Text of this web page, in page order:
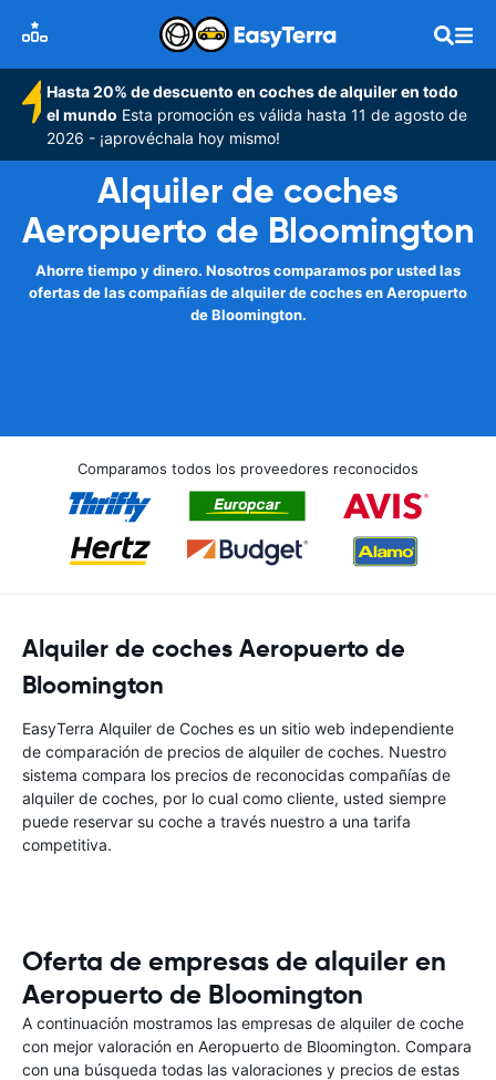
Hasta 20% de descuento en coches de alquiler en todo
el mundo Esta promoción es válida hasta 11 de agosto de
2026 - ¡aprovéchala hoy mismo!
Alquiler de coches
Aeropuerto de Bloomington
Ahorre tiempo y dinero. Nosotros comparamos por usted las
ofertas de las compañías de alquiler de coches en Aeropuerto
de Bloomington.
Comparamos todos los proveedores reconocidos
Alquiler de coches Aeropuerto de
Bloomington
EasyTerra Alquiler de Coches es un sitio web independiente
de comparación de precios de alquiler de coches. Nuestro
sistema compara los precios de reconocidas compañías de
alquiler de coches, por lo cual como cliente, usted siempre
puede reservar su coche a través nuestro a una tarifa
competitiva.
Oferta de empresas de alquiler en
Aeropuerto de Bloomington
A continuación mostramos las empresas de alquiler de coche
con mejor valoración en Aeropuerto de Bloomington. Compara
con una búsqueda todas las valoraciones y precios de estas